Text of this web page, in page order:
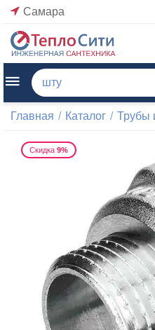
Самара
Главная / Каталог / Трубы
Скидка 9%